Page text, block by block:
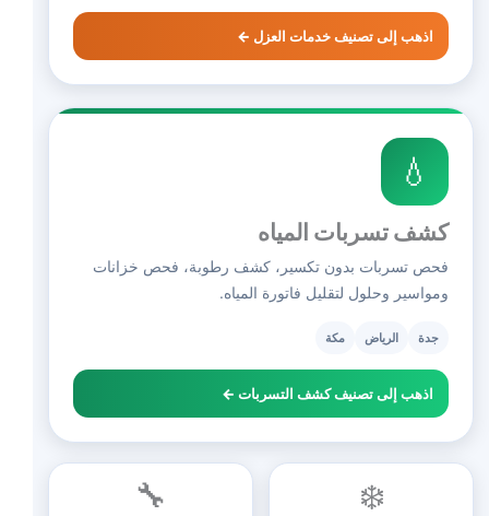
اذهب إلى تصنيف خدمات العزل ←
💧
كشف تسربات المياه
فحص تسربات بدون تكسير، كشف رطوبة، فحص خزانات
ومواسير وحلول لتقليل فاتورة المياه.
جدة الرياض مكة
اذهب إلى تصنيف كشف التسربات ←
❄️
🔧